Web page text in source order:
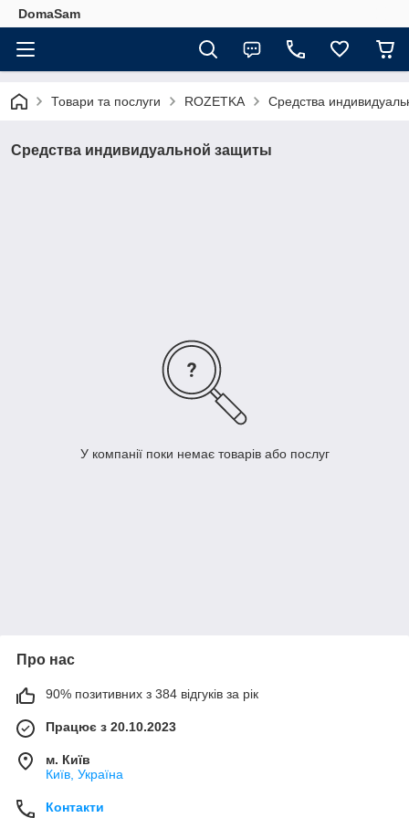
DomaSam
Товари та послуги ROZETKA Средства
Средства индивидуальной защиты
У компанії поки немає товарів або послуг
Про нас
90% позитивних з 384 відгуків за рік
Працює з 20.10.2023
м. Київ
Київ, Україна
Контакти